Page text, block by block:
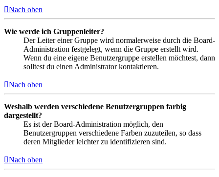
Nach oben
Wie werde ich Gruppenleiter?
Der Leiter einer Gruppe wird normalerweise durch die Board-
Administration festgelegt, wenn die Gruppe erstellt wird.
Wenn du eine eigene Benutzergruppe erstellen möchtest, dann
solltest du einen Administrator kontaktieren.
Nach oben
Weshalb werden verschiedene Benutzergruppen farbig
dargestellt?
Es ist der Board-Administration möglich, den
Benutzergruppen verschiedene Farben zuzuteilen, so dass
deren Mitglieder leichter zu identifizieren sind.
Nach oben